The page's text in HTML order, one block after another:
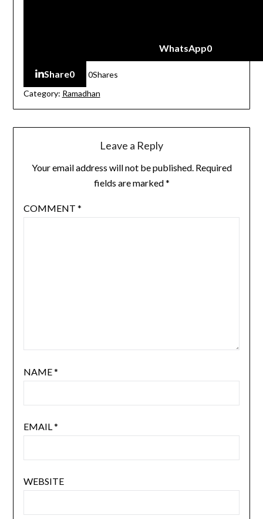
WhatsApp0
Share0 0Shares
Category: Ramadhan
Leave a Reply
Your email address will not be published. Required
fields are marked*
COMMENT *
NAME*
EMAIL*
WEBSITE